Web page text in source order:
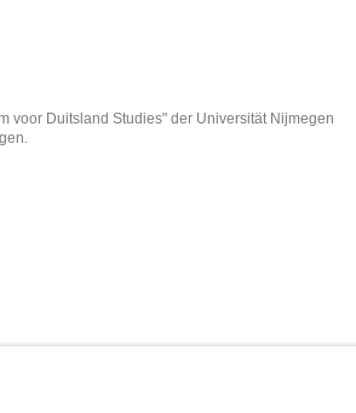
voor Duitsland Studies" der Universität Nijmegen